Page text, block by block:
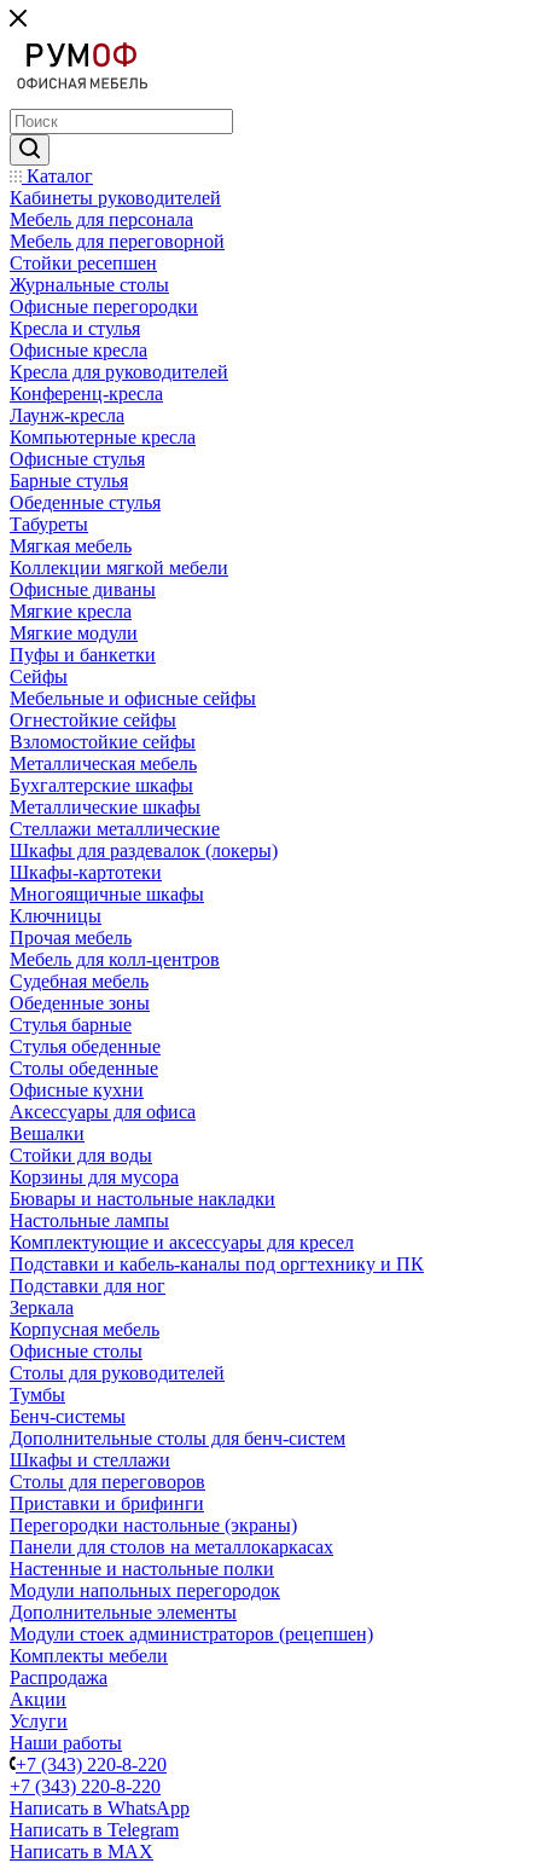
Каталог
Кабинеты руководителей
Мебель для персонала
Мебель для переговорной
Стойки ресепшен
Журнальные столы
Офисные перегородки
Кресла и стулья
Офисные кресла
Кресла для руководителей
Конференц-кресла
Лаунж-кресла
Компьютерные кресла
Офисные стулья
Барные стулья
Обеденные стулья
Табуреты
Мягкая мебель
Коллекции мягкой мебели
Офисные диваны
Мягкие кресла
Мягкие модули
Пуфы и банкетки
Сейфы
Мебельные и офисные сейфы
Огнестойкие сейфы
Взломостойкие сейфы
Металлическая мебель
Бухгалтерские шкафы
Металлические шкафы
Стеллажи металлические
Шкафы для раздевалок (локеры)
Шкафы-картотеки
Многоящичные шкафы
Ключницы
Прочая мебель
Мебель для колл-центров
Судебная мебель
Обеденные зоны
Стулья барные
Стулья обеденные
Столы обеденные
Офисные кухни
Аксессуары для офиса
Вешалки
Стойки для воды
Корзины для мусора
Бювары и настольные накладки
Настольные лампы
Комплектующие и аксессуары для кресел
Подставки и кабель-каналы под оргтехнику и ПК
Подставки для ног
Зеркала
Корпусная мебель
Офисные столы
Столы для руководителей
Тумбы
Бенч-системы
Дополнительные столы для бенч-систем
Шкафы и стеллажи
Столы для переговоров
Приставки и брифинги
Перегородки настольные (экраны)
Панели для столов на металлокаркасах
Настенные и настольные полки
Модули напольных перегородок
Дополнительные элементы
Модули стоек администраторов (рецепшен)
Комплекты мебели
Распродажа
Акции
Услуги
Наши работы
+7 (343) 220-8-220
+7 (343) 220-8-220
Написать в WhatsApp
Написать в Telegram
Написать в MAX